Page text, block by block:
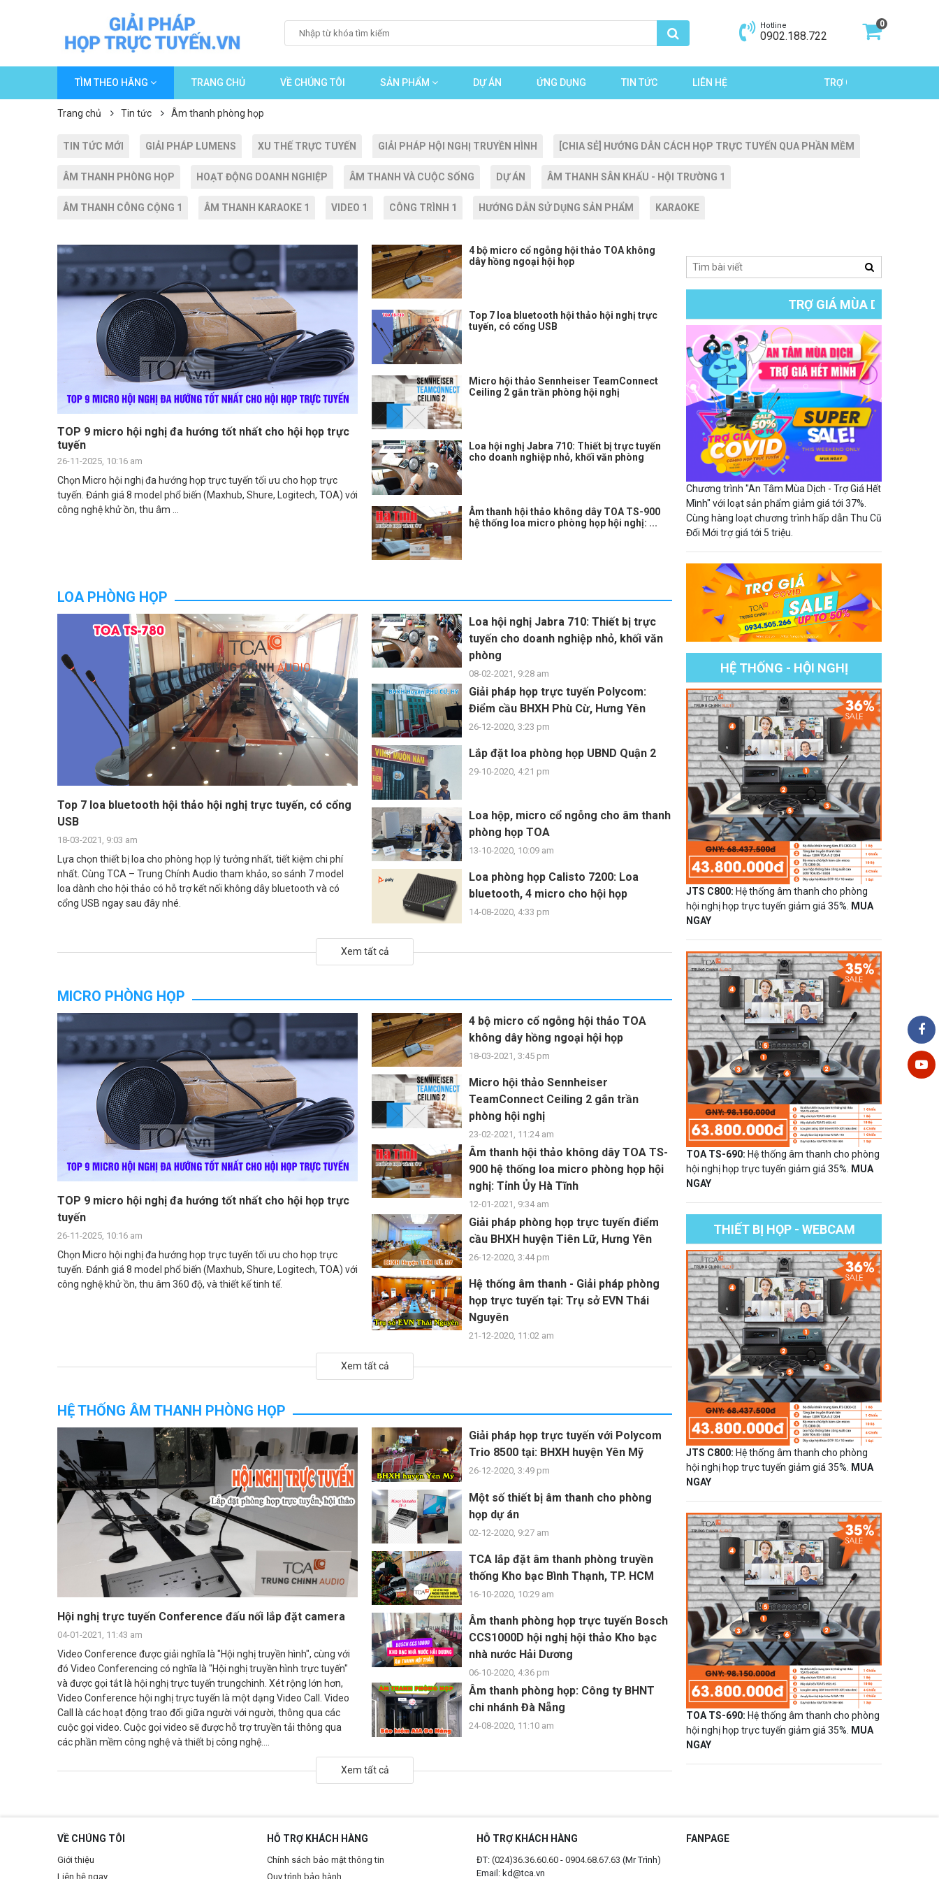
Hotline
0902.188.722
0
TÌM THEO HÃNG TRANG CHỦ VỀ CHÚNG TÔI SẢN PHẨM DỰ ÁN ỨNG DỤNG TIN TỨC LIÊN HỆ TRỢ GIÁ MÙA DỊCH
Trang chủ Tin tức Âm thanh phòng họp
TIN TỨC MỚI GIẢI PHÁP LUMENS XU THẾ TRỰC TUYẾN GIẢI PHÁP HỘI NGHỊ TRUYỀN HÌNH [CHIA SẺ] HƯỚNG DẪN CÁCH HỌP TRỰC TUYẾN QUA PHẦN MỀM
ÂM THANH PHÒNG HỌP HOẠT ĐỘNG DOANH NGHIỆP ÂM THANH VÀ CUỘC SỐNG DỰ ÁN ÂM THANH SÂN KHẤU - HỘI TRƯỜNG 1
ÂM THANH CÔNG CỘNG 1 ÂM THANH KARAOKE 1 VIDEO 1 CÔNG TRÌNH 1 HƯỚNG DẪN SỬ DỤNG SẢN PHẨM KARAOKE
TOP 9 micro hội nghị đa hướng tốt nhất cho hội họp trực
tuyến
26-11-2025, 10:16 am
Chọn Micro hội nghị đa hướng họp trực tuyến tối ưu cho họp trực
tuyến. Đánh giá 8 model phổ biến (Maxhub, Shure, Logitech, TOA) với
công nghệ khử ồn, thu âm ...
4 bộ micro cổ ngỗng hội thảo TOA không
dây hồng ngoại hội họp
Top 7 loa bluetooth hội thảo hội nghị trực
tuyến, có cổng USB
Micro hội thảo Sennheiser TeamConnect
Ceiling 2 gắn trần phòng hội nghị
Loa hội nghị Jabra 710: Thiết bị trực tuyến
cho doanh nghiệp nhỏ, khối văn phòng
Âm thanh hội thảo không dây TOA TS-900
hệ thống loa micro phòng họp hội nghị: ...
LOA PHÒNG HỌP
Top 7 loa bluetooth hội thảo hội nghị trực tuyến, có cổng
USB
18-03-2021, 9:03 am
Lựa chọn thiết bị loa cho phòng họp lý tưởng nhất, tiết kiệm chi phí
nhất. Cùng TCA – Trung Chính Audio tham khảo, so sánh 7 model
loa dành cho hội thảo có hỗ trợ kết nối không dây bluetooth và có
cổng USB ngay sau đây nhé.
Loa hội nghị Jabra 710: Thiết bị trực
tuyến cho doanh nghiệp nhỏ, khối văn
phòng
08-02-2021, 9:28 am
Giải pháp họp trực tuyến Polycom:
Điểm cầu BHXH Phù Cừ, Hưng Yên
26-12-2020, 3:23 pm
Lắp đặt loa phòng họp UBND Quận 2
29-10-2020, 4:21 pm
Loa hộp, micro cổ ngỗng cho âm thanh
phòng họp TOA
13-10-2020, 10:09 am
Loa phòng họp Calisto 7200: Loa
bluetooth, 4 micro cho hội họp
14-08-2020, 4:33 pm
Xem tất cả
MICRO PHÒNG HỌP
TOP 9 micro hội nghị đa hướng tốt nhất cho hội họp trực
tuyến
26-11-2025, 10:16 am
Chọn Micro hội nghị đa hướng họp trực tuyến tối ưu cho họp trực
tuyến. Đánh giá 8 model phổ biến (Maxhub, Shure, Logitech, TOA) với
công nghệ khử ồn, thu âm 360 độ, và thiết kế tinh tế.
4 bộ micro cổ ngỗng hội thảo TOA
không dây hồng ngoại hội họp
18-03-2021, 3:45 pm
Micro hội thảo Sennheiser
TeamConnect Ceiling 2 gắn trần
phòng hội nghị
23-02-2021, 11:24 am
Âm thanh hội thảo không dây TOA TS-
900 hệ thống loa micro phòng họp hội
nghị: Tỉnh Ủy Hà Tĩnh
12-01-2021, 9:34 am
Giải pháp phòng họp trực tuyến điểm
cầu BHXH huyện Tiên Lữ, Hưng Yên
26-12-2020, 3:44 pm
Hệ thống âm thanh - Giải pháp phòng
họp trực tuyến tại: Trụ sở EVN Thái
Nguyên
21-12-2020, 11:02 am
Xem tất cả
HỆ THỐNG ÂM THANH PHÒNG HỌP
Hội nghị trực tuyến Conference đấu nối lắp đặt camera
04-01-2021, 11:43 am
Video Conference được giải nghĩa là "Hội nghị truyền hình", cùng với
đó Video Conferencing có nghĩa là "Hội nghị truyền hình trực tuyến"
và được gọi tắt là hội nghị trực tuyến trungchinh. Xét rộng lớn hơn,
Video Conference hội nghị trực tuyến là một dạng Video Call. Video
Call là các hoạt động trao đổi giữa người với người, thông qua các
cuộc gọi video. Cuộc gọi video sẽ được hỗ trợ truyền tải thông qua
các phần mềm công nghệ và thiết bị công nghệ....
Giải pháp họp trực tuyến với Polycom
Trio 8500 tại: BHXH huyện Yên Mỹ
26-12-2020, 3:49 pm
Một số thiết bị âm thanh cho phòng
họp dự án
02-12-2020, 9:27 am
TCA lắp đặt âm thanh phòng truyền
thống Kho bạc Bình Thạnh, TP. HCM
16-10-2020, 10:29 am
Âm thanh phòng họp trực tuyến Bosch
CCS1000D hội nghị hội thảo Kho bạc
nhà nước Hải Dương
06-10-2020, 4:36 pm
Âm thanh phòng họp: Công ty BHNT
chi nhánh Đà Nẵng
24-08-2020, 11:10 am
Xem tất cả
TRỢ GIÁ MÙA DỊCH
Chương trình "An Tâm Mùa Dịch - Trợ Giá Hết
Mình" với loạt sản phẩm giảm giá tới 37%.
Cùng hàng loạt chương trình hấp dẫn Thu Cũ
Đổi Mới trợ giá tới 5 triệu.
HỆ THỐNG - HỘI NGHỊ
JTS C800: Hệ thống âm thanh cho phòng
hội nghị họp trực tuyến giảm giá 35%.
MUA
NGAY
TOA TS-690: Hệ thống âm thanh cho phòng
hội nghị họp trực tuyến giảm giá 35%.
MUA
NGAY
THIẾT BỊ HỌP - WEBCAM
JTS C800: Hệ thống âm thanh cho phòng
hội nghị họp trực tuyến giảm giá 35%.
MUA
NGAY
TOA TS-690: Hệ thống âm thanh cho phòng
hội nghị họp trực tuyến giảm giá 35%.
MUA
NGAY
VỀ CHÚNG TÔI
Giới thiệu
Liên hệ ngay
HỖ TRỢ KHÁCH HÀNG
Chính sách bảo mật thông tin
Quy trình bảo hành
HỖ TRỢ KHÁCH HÀNG
ĐT: (024)36.36.60.60 - 0904.68.67.63 (Mr Trình)
Email: kd@tca.vn
FANPAGE